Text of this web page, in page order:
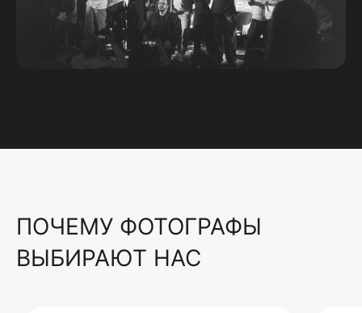
ПОЧЕМУ ФОТОГРАФЫ
ВЫБИРАЮТ НАС